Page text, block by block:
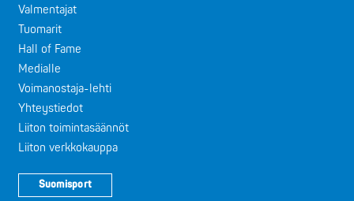
Valmentajat
Tuomarit
Hall of Fame
Medialle
Voimanostaja-lehti
Yhteystiedot
Liiton toimintasäännöt
Liiton verkkokauppa
Suomisport